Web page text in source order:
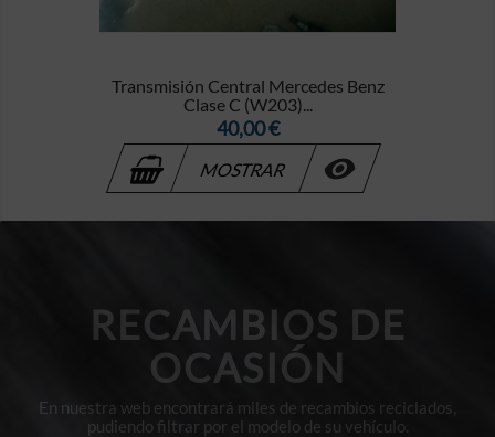
Transmisión Central Mercedes Benz
Clase C (W203)...
Precio
40,00 €
MOSTRAR 
RECAMBIOS DE
OCASIÓN
En nuestra web encontrará miles de recambios reciclados,
pudiendo filtrar por el modelo de su vehículo.